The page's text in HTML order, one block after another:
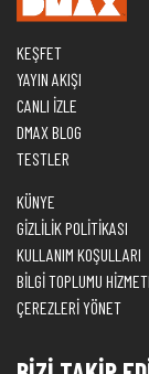
KEŞFET
YAYIN AKIŞI
CANLI İZLE
DMAX BLOG
TESTLER
KÜNYE
GİZLİLİK POLİTİKASI
KULLANIM KOŞULLARI
BİLGİ TOPLUMU
ÇEREZLERİ YÖNET